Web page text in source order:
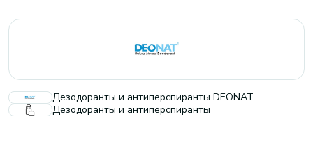
Дезодоранты и антиперспиранты DEONAT
Дезодоранты и антиперспиранты